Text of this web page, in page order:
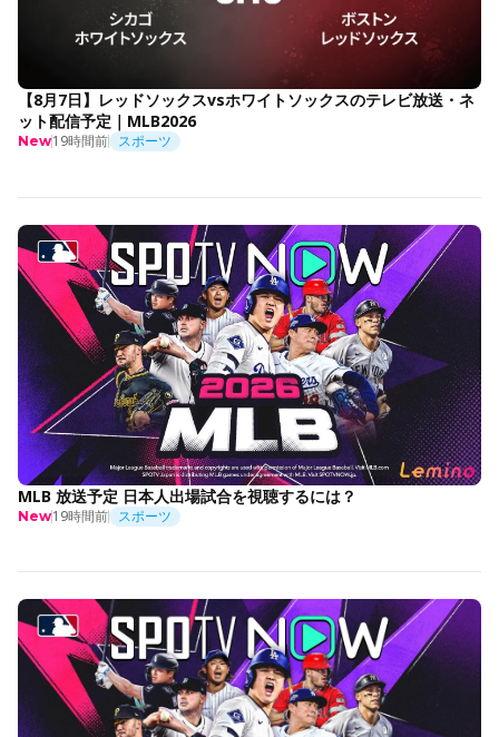
【8月7日】レッドソックスvsホワイトソックスのテレビ放送・ネ
ット配信予定｜MLB2026
New19時間前 スポーツ
MLB 放送予定 日本人出場試合を視聴するには？
New19時間前 スポーツ